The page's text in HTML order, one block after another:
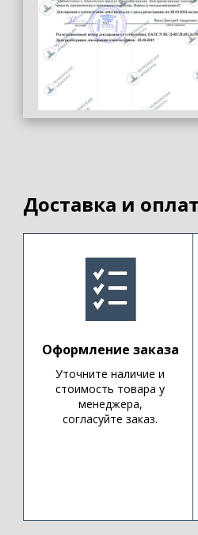
Доставка и
Оформление заказа
Уточните наличие и
стоимость товара у
менеджера,
согласуйте заказ.